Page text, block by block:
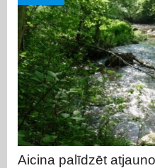
Aicina palīdzēt